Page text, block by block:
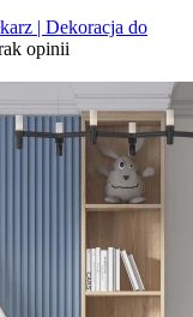
| Dekoracja do
opinii